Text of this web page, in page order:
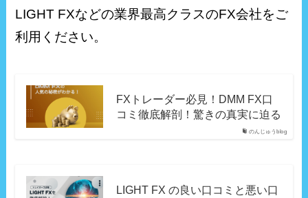
LIGHT FXなどの業界最高クラスのFX会社をご
利用ください。
のんじゅうblog
FXトレーダー必見！DMM FX口
コミ徹底解剖！驚きの真実に迫る
LIGHT FX の良い口コミと悪い口